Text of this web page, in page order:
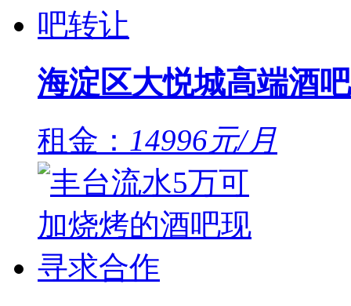
海淀区大悦城高端酒
租金： 14996元/月